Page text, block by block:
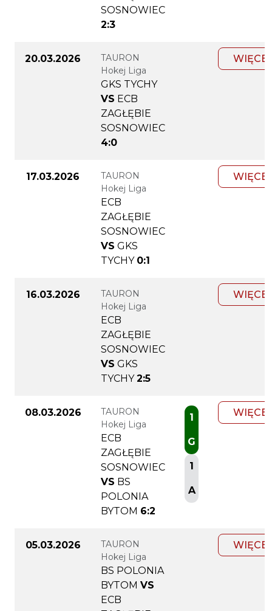
SOSNOWIEC
2:3
20.03.2026
TAURON
Hokej Liga
GKS TYCHY
VS ECB
ZAGŁĘBIE
SOSNOWIEC
4:0
WIĘCEJ
17.03.2026
TAURON
Hokej Liga
ECB
ZAGŁĘBIE
SOSNOWIEC
VS GKS
TYCHY 0:1
WIĘCEJ
16.03.2026
TAURON
Hokej Liga
ECB
ZAGŁĘBIE
SOSNOWIEC
VS GKS
TYCHY 2:5
WIĘCEJ
08.03.2026
TAURON
Hokej Liga
ECB
ZAGŁĘBIE
SOSNOWIEC
VS BS
POLONIA
BYTOM 6:2
1
G
1
A
WIĘCEJ
05.03.2026
TAURON
Hokej Liga
BS POLONIA
BYTOM VS
ECB
WIĘCEJ